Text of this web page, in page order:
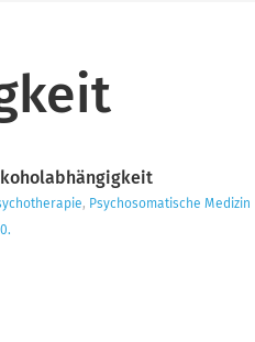
Lehrmethoden und Gruppengröße.
, Psychosomatische Medizin